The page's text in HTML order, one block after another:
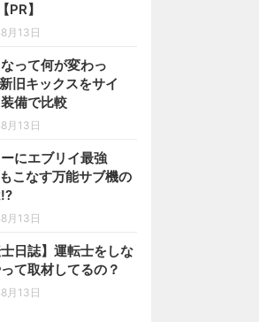
】
月13日
って何が変わっ
旧キックスをサイ
備で比較
月13日
にエブリイ最強
こなす万能サブ機の
月13日
士日誌】運転士をしな
て取材してるの？
月13日